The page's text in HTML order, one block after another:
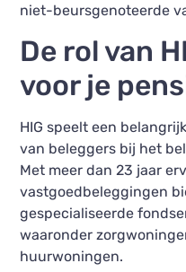
niet-beursgenoteerde
De rol van
voor je
HIG speelt een
van beleggers bij het
Met meer dan 23 jaar
vastgoedbeleggingen
gespecialiseerde
waaronder
huurwoningen.